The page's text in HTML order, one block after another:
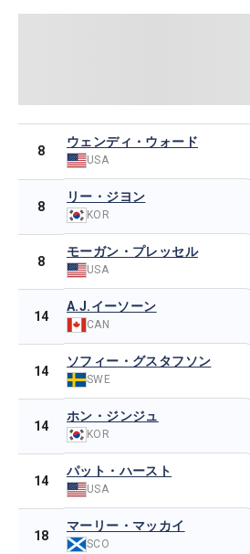
8
ウェンディ・ウォード
USA
8
リー・ジヨン
KOR
8
モーガン・プレッセル
USA
14
A.J.イーソーン
CAN
14
ソフィー・グスタフソン
SWE
14
ホン・ジンジュ
KOR
14
パット・ハースト
USA
18
マーリー・マッカイ
SCO